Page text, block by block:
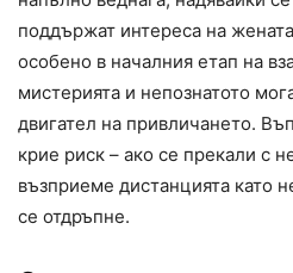
поддържат интереса на
особено в началния етап на
мистерията и непознатото
двигател на привличането.
крие риск – ако се прекали с
възприеме дистанцията като
се отдръпне.